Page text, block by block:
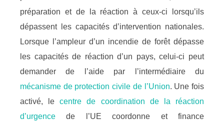
préparation et de la réaction à ceux-ci lorsqu’ils
dépassent les capacités d’intervention nationales.
Lorsque l’ampleur d’un incendie de forêt dépasse
les capacités de réaction d’un pays, celui-ci peut
demander de l’aide par l’intermédiaire du
mécanisme de protection civile de l’Union. Une fois
activé, lecentre de coordination de la réaction
d’urgence de l’UE coordonne et finance